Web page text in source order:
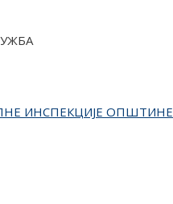
ИНСПЕКЦИЈЕ ОПШТИНЕ